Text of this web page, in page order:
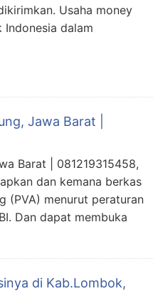
Usaha money
Indonesia dalam
Jawa Barat |
Barat | 081219315458,
dan kemana berkas
(PVA) menurut peraturan
Dan dapat membuka
di Kab.Lombok,